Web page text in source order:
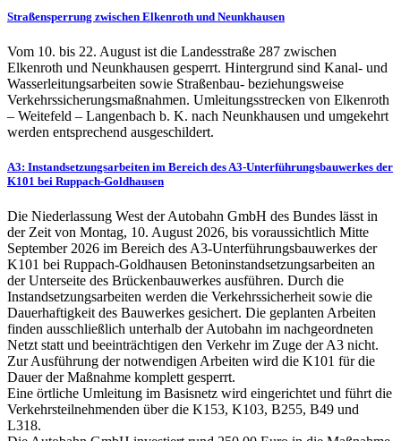
Straßensperrung zwischen Elkenroth und Neunkhausen
Vom 10. bis 22. August ist die Landesstraße 287 zwischen
Elkenroth und Neunkhausen gesperrt. Hintergrund sind Kanal- und
Wasserleitungsarbeiten sowie Straßenbau- beziehungsweise
Verkehrssicherungsmaßnahmen. Umleitungsstrecken von Elkenroth
– Weitefeld – Langenbach b. K. nach Neunkhausen und umgekehrt
werden entsprechend ausgeschildert.
A3: Instandsetzungsarbeiten im Bereich des A3-Unterführungsbauwerkes der
K101 bei Ruppach-Goldhausen
Die Niederlassung West der Autobahn GmbH des Bundes lässt in
der Zeit von Montag, 10. August 2026, bis voraussichtlich Mitte
September 2026 im Bereich des A3-Unterführungsbauwerkes der
K101 bei Ruppach-Goldhausen Betoninstandsetzungsarbeiten an
der Unterseite des Brückenbauwerkes ausführen. Durch die
Instandsetzungsarbeiten werden die Verkehrssicherheit sowie die
Dauerhaftigkeit des Bauwerkes gesichert. Die geplanten Arbeiten
finden ausschließlich unterhalb der Autobahn im nachgeordneten
Netzt statt und beeinträchtigen den Verkehr im Zuge der A3 nicht.
Zur Ausführung der notwendigen Arbeiten wird die K101 für die
Dauer der Maßnahme komplett gesperrt.
Eine örtliche Umleitung im Basisnetz wird eingerichtet und führt die
Verkehrsteilnehmenden über die K153, K103, B255, B49 und
L318.